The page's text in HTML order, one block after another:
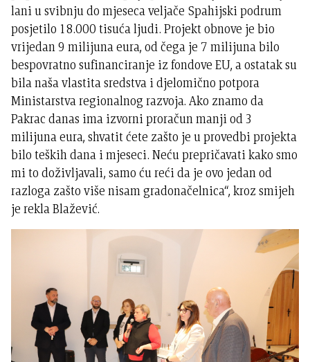
lani u svibnju do mjeseca veljače Spahijski podrum
posjetilo 18.000 tisuća ljudi. Projekt obnove je bio
vrijedan 9 milijuna eura, od čega je 7 milijuna bilo
bespovratno sufinanciranje iz fondove EU, a ostatak su
bila naša vlastita sredstva i djelomično potpora
Ministarstva regionalnog razvoja. Ako znamo da
Pakrac danas ima izvorni proračun manji od 3
milijuna eura, shvatit ćete zašto je u provedbi projekta
bilo teških dana i mjeseci. Neću prepričavati kako smo
mi to doživljavali, samo ću reći da je ovo jedan od
razloga zašto više nisam gradonačelnica“, kroz smijeh
je rekla Blažević.